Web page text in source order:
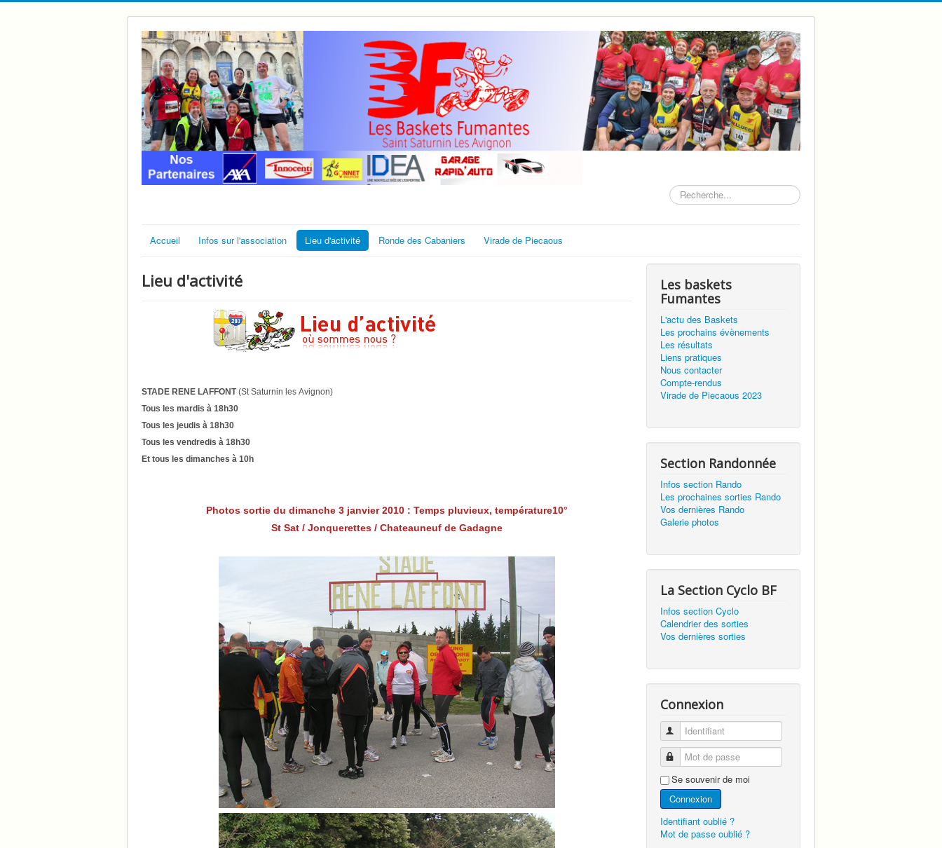
Rechercher
Accueil Infos sur l'association Lieu d'activité Ronde des Cabaniers Virade de Piecaous
Lieu d'activité
STADE RENE LAFFONT (StSaturnin les Avignon)
Tous les mardis à 18h30
Tous les jeudis à 18h30
Tous les vendredis à 18h30
Et tous les dimanches à 10h
Photos sortie du dimanche 3 janvier2010 : Temps pluvieux, température10°
St Sat / Jonquerettes / Chateauneuf de Gadagne
Les baskets
Fumantes
L'actu des Baskets
Les prochains évènements
Les résultats
Liens pratiques
Nous contacter
Compte-rendus
Virade de Piecaous 2023
Section Randonnée
Infos section Rando
Les prochaines sorties Rando
Vos dernières Rando
Galerie photos
La Section Cyclo BF
Infos section Cyclo
Calendrier des sorties
Vos dernières sorties
Connexion
Identifiant
Mot de passe
Se souvenir de moi
Connexion
Identifiant oublié ?
Mot de passe oublié ?